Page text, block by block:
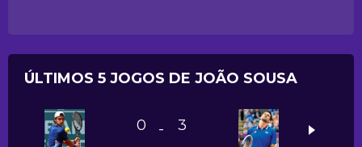
ÚLTIMOS 5 JOGOS DE JOÃO SOUSA
0 - 3